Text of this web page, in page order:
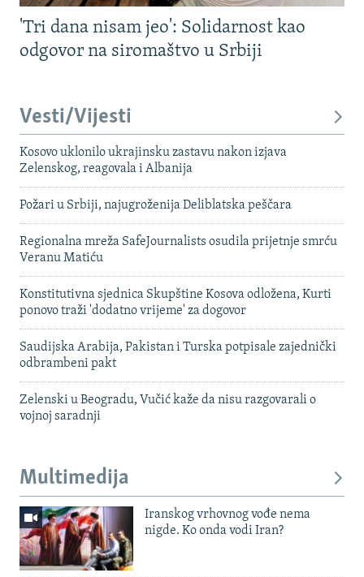
'Tri dana nisam jeo': Solidarnost kao
odgovor na siromaštvo u Srbiji
Vesti/Vijesti
Kosovo uklonilo ukrajinsku zastavu nakon izjava
Zelenskog, reagovala i Albanija
Požari u Srbiji, najugroženija Deliblatska peščara
Regionalna mreža SafeJournalists osudila prijetnje smrću
Veranu Matiću
Konstitutivna sjednica Skupštine Kosova odložena, Kurti
ponovo traži 'dodatno vrijeme' za dogovor
Saudijska Arabija, Pakistan i Turska potpisale zajednički
odbrambeni pakt
Zelenski u Beogradu, Vučić kaže da nisu razgovarali o
vojnoj saradnji
Multimedija
Iranskog vrhovnog vođe nema
nigde. Ko onda vodi Iran?